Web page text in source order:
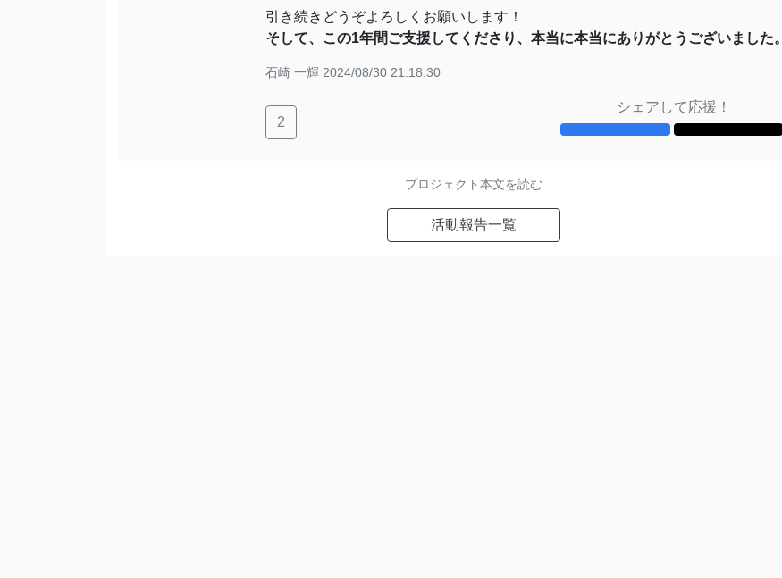
引き続きどうぞよろしくお願いします！
そして、この1年間ご支援してくださり、本当に本当にありがとうございました。
石崎 一輝 2024/08/30 21:18:30
2
シェアして応援！
プロジェクト本文を読む
活動報告一覧